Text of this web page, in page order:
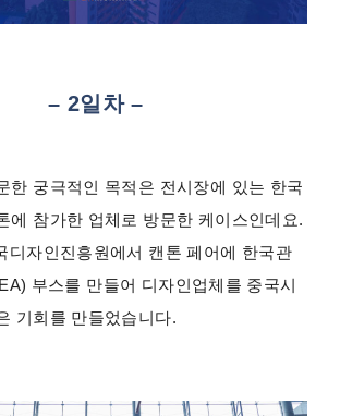
– 2일차 –
한 궁극적인 목적은 전시장에 있는 한국
에 참가한 업체로 방문한 케이스인데요.
디자인진흥원에서 캔톤 페어에 한국관
부스를 만들어 디자인업체를 중국시
기회를 만들었습니다.